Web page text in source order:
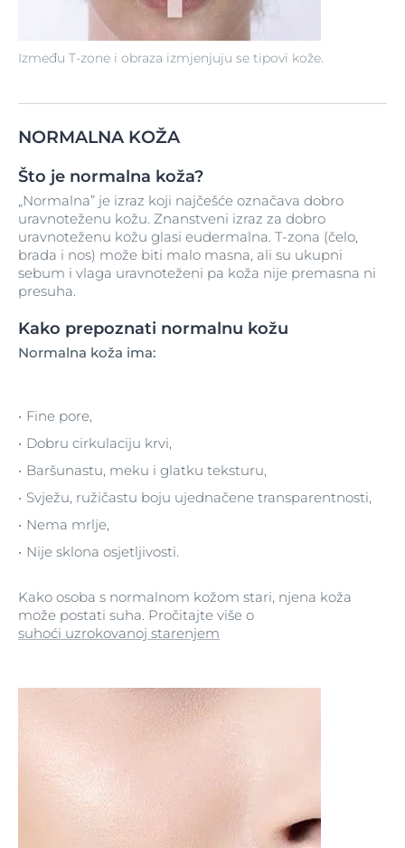
Između T-zone i obraza izmjenjuju se tipovi kože.
NORMALNA KOŽA
Što je normalna koža?
„Normalna” je izraz koji najčešće označava dobro
uravnoteženu kožu. Znanstveni izraz za dobro
uravnoteženu kožu glasi eudermalna. T-zona (čelo,
brada i nos) može biti malo masna, ali su ukupni
sebum i vlaga uravnoteženi pa koža nije premasna ni
presuha.
Kako prepoznati normalnu kožu
Normalna koža ima:
Fine pore,
Dobru cirkulaciju krvi,
Baršunastu, meku i glatku teksturu,
Svježu, ružičastu boju ujednačene transparentnosti,
Nema mrlje,
Nije sklona osjetljivosti.
Kako osoba s normalnom kožom stari, njena koža
može postati suha. Pročitajte više o
suhoći uzrokovanoj starenjem